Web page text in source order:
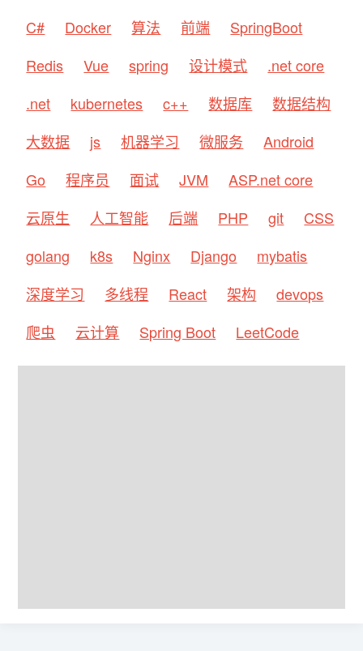
C#
Docker 算法 前端
SpringBoot
Redis
Vue spring 设计模式
.net core
.net
kubernetes c++ 数据库
数据结构
大数据
js 机器学习 微服务
Android
Go
程序员 面试 JVM
ASP.net core
云原生
人工智能 后端 PHP git
CSS
golang
k8s Nginx Django
mybatis
深度学习
多线程 React 架构
devops
爬虫
云计算 Spring Boot LeetCode